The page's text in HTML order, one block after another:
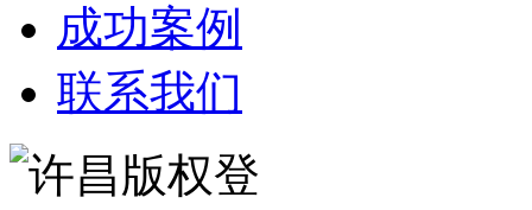
成功案例
联系我们